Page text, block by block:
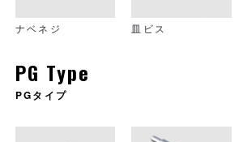
ナベネジ 皿ビス
PG Type
PGタイプ